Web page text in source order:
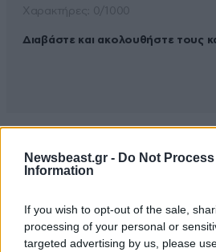
Newsbeast.gr - Do Not
Information
If you wish to opt-out of the sale,
processing of your personal or
targeted advertising by us, please
Διαβάστε και ακολουθήστε τους
Dr. Schnackels 16·07·2025
φοροδιαφυγής και αύξηση των
ρεμούλα και συμμετοχή.